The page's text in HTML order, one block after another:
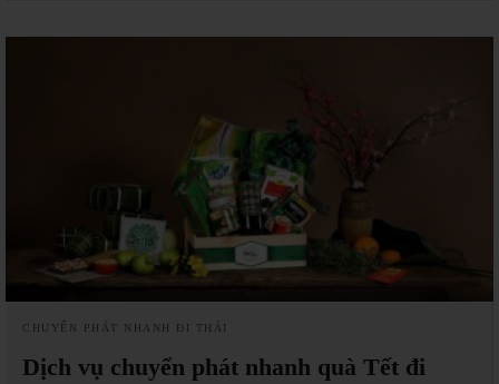
CHUYỂN PHÁT NHANH ĐI THÁI
Dịch vụ chuyển phát nhanh quà Tết đi